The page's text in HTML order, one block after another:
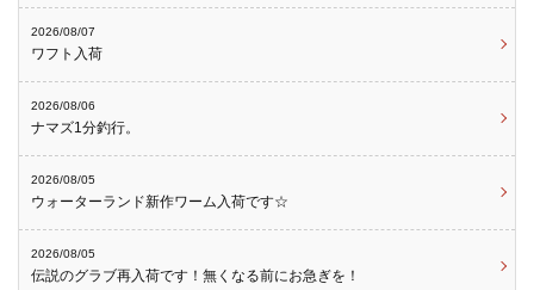
2026/08/07
ワフト入荷
2026/08/06
ナマズ1分釣行。
2026/08/05
ウォーターランド新作ワーム入荷です☆
2026/08/05
伝説のグラブ再入荷です！無くなる前にお急ぎを！